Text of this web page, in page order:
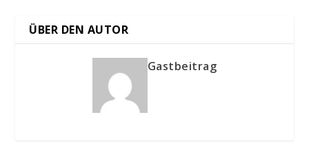
ÜBER DEN AUTOR
Gastbeitrag